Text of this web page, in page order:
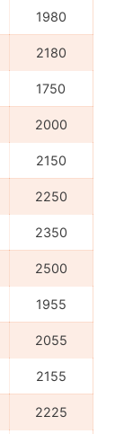
1980
2180
1750
2000
2150
2250
2350
2500
1955
2055
2155
2225